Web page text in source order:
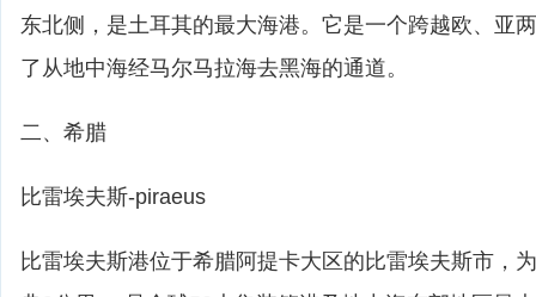
东北侧，是土耳其的最大海港。它是一个跨越欧、亚
了从地中海经马尔马拉海去黑海的通道。
二、希腊
比雷埃夫斯-piraeus
比雷埃夫斯港位于希腊阿提卡大区的比雷埃夫斯市，